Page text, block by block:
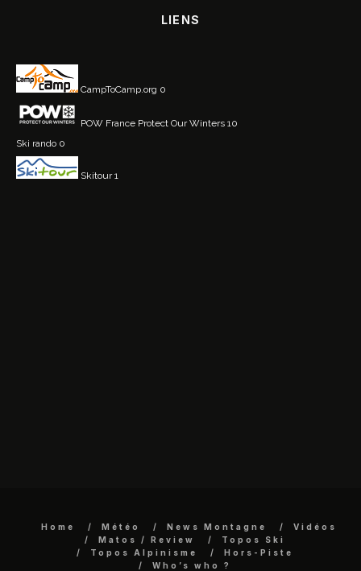
LIENS
CampToCamp.org 0
POW France Protect Our Winters 10
Ski rando 0
Skitour1
Home Météo News Montagne
Vidéos
Matos / Review
Topos Ski
Topos Alpinisme
Hors-Piste
Who’s who ?